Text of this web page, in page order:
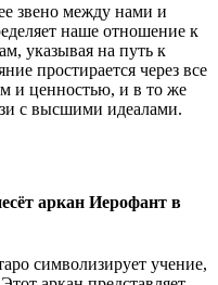
звено между нами и
наше отношение к
указывая на путь к
простирается через все
и ценностью, и в то же
с высшими идеалами.
аркан Иерофант в
символизирует учение,